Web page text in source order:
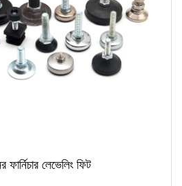
ফার্নিচার লেভেলিং ফিট